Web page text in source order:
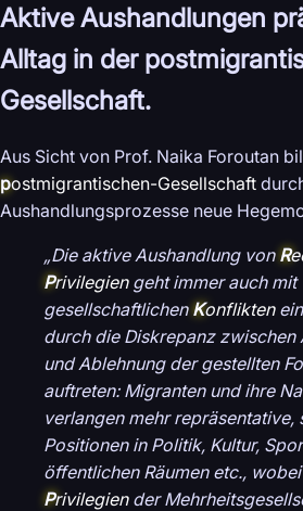
Aktive Aushandlungen
Alltag in der
Gesellschaft.
Aus Sicht von Prof. Naika Foroutan
postmigrantischen-Gesellschaft
Aushandlungsprozesse neue
„Die aktive Aushandlung von R
Privilegiengeht immer auch mit
gesellschaftlichen Konflikten
durch die Diskrepanz zwischen
und Ablehnung der gestellten
auftreten: Migranten und ihre
verlangen mehr repräsentative,
Positionen in Politik, Kultur,
öffentlichen Räumen etc.,
Privilegiender